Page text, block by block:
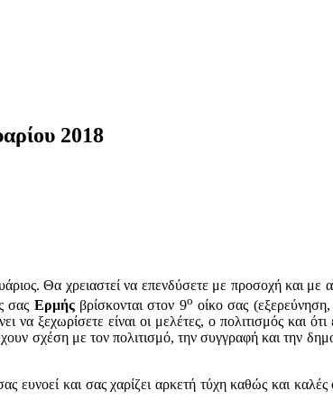
2018
Θα χρειαστεί να επενδύσετε με προσοχή και
σας Ερμήςβρίσκονται στον 9ο οίκο σας
ξεχωρίσετε είναι οι μελέτες, ο πολιτισμός και
σχέση με τον πολιτισμό, την συγγραφή και την
ευνοεί και σας χαρίζει αρκετή τύχη καθώς και